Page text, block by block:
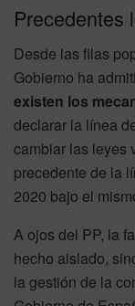
Precedentes
Desde las filas
Gobierno ha
existen los
declarar la línea
cambiar las leyes
precedente de la
2020 bajo el
A ojos del PP, la
hecho aislado,
la gestión de la